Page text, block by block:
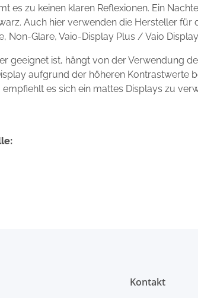
es zu keinen klaren Reflexionen. Ein
Auch hier verwenden die Hersteller
Non-Glare, Vaio-Display Plus / Vaio
geeignet ist, hängt von der Verwendung
aufgrund der höheren Kontrastwerte
es sich ein mattes Displays zu
Kontakt